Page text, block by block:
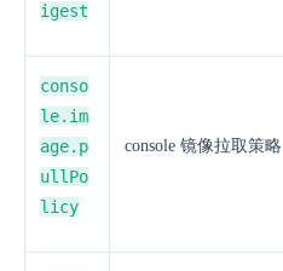
igest
conso
le.im
age.p
ullPo
licy
console 镜像拉取策略